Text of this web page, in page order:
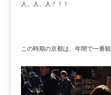
人、人、人！！！
この時期の京都は、年間で一番